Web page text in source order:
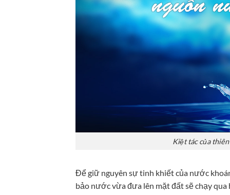
Kiệt tác của
Để giữ nguyên sự tinh khiết của nước
bảo nước vừa đưa lên mặt đất sẽ chạy